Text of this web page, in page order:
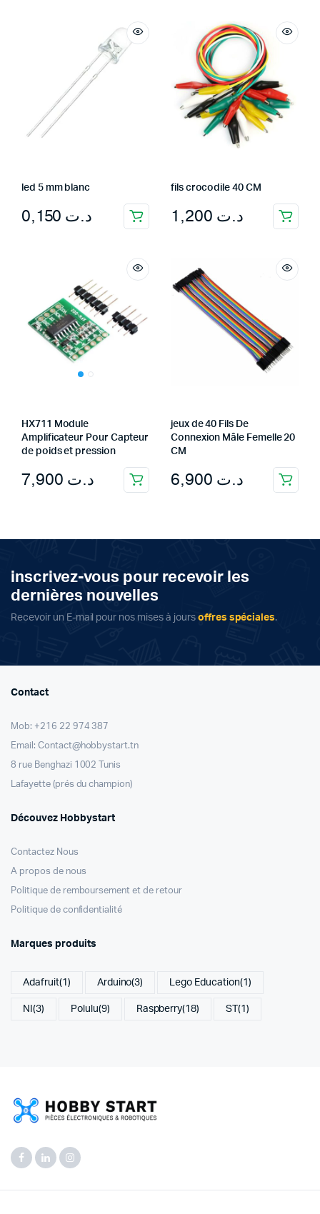
د.ت 35,000.
د.ت 29,000.
led 5 mm blanc
د.ت
fils crocodile 40 CM
د.ت
HX711 Module
Amplificateur Pour Capteur
de poids et pression
د.ت
jeux de 40 Fils De
Connexion Mâle Femelle 20
CM
د.ت
inscrivez-vous pour recevoir les
dernières nouvelles
Recevoir un E-mail pour nos mises à jours offres spéciales.
Contact
Mob: +216 22 974 387
Email: Contact@hobbystart.tn
8 rue Benghazi 1002 Tunis
Lafayette (prés du champion)
Découvez Hobbystart
Contactez Nous
A propos de nous
Politique de remboursement et de retour
Politique de confidentialité
Marques produits
Adafruit(1) Arduino(3) Lego Education(1)
NI (3) Polulu(9) Raspberry(18) ST(1)